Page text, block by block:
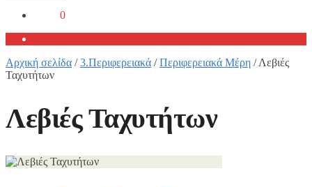
0
Αρχική σελίδα /3.Περιφερειακά /Περιφερειακά Μέρη /Λεβιές
Ταχυτήτων
Λεβιές Ταχυτήτων